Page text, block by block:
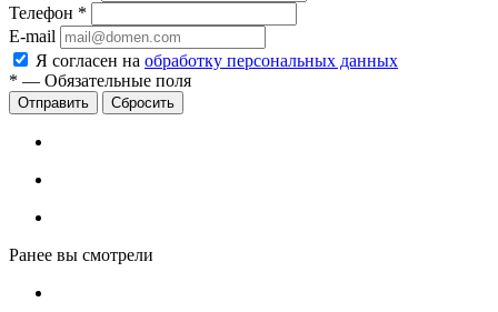
Телефон *
E-mail
Я согласен на обработку персональных данных
* — Обязательные поля
Сбросить
Ранее вы смотрели